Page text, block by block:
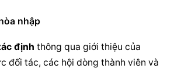
nhập
định thông qua giới thiệu của
đối tác, các hội dòng thành viên và